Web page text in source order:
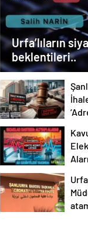
Urfa’lıların
beklentileri..